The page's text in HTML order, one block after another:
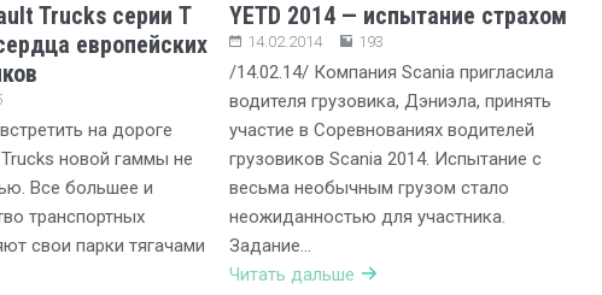
Trucks серии T
европейских
на дороге
новой гаммы не
Все большее и
транспортных
свои парки тягачами
YETD 2014 — испытание страхом
14.02.2014 193
/14.02.14/ Компания Scania пригласила
водителя грузовика, Дэниэла, принять
участие в Соревнованиях водителей
грузовиков Scania 2014. Испытание с
весьма необычным грузом стало
неожиданностью для участника.
Задание…
Читать дальше